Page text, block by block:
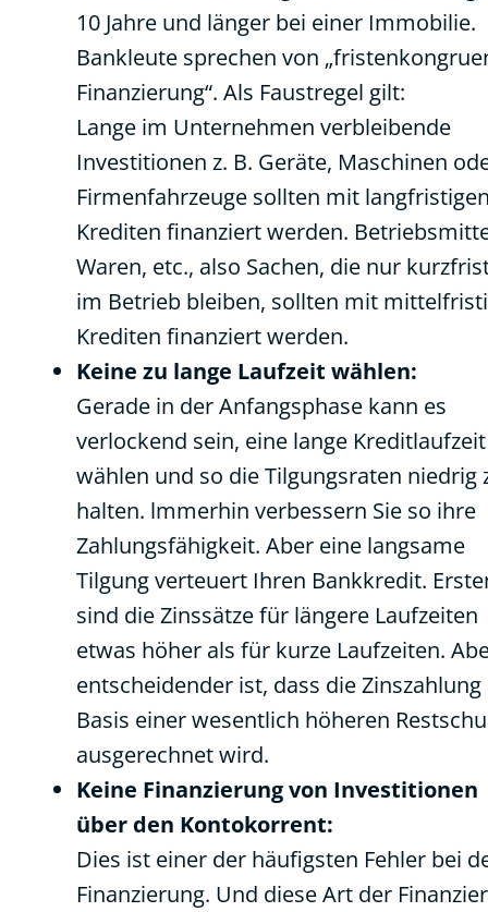
10 Jahre und länger bei einer Immobilie.
Bankleute sprechen von
Finanzierung“. Als Faustregel gilt:
Lange im Unternehmen verbleibende
Investitionen z. B. Geräte, Maschinen
Firmenfahrzeuge sollten mit
Krediten finanziert werden.
Waren, etc., also Sachen, die nur
im Betrieb bleiben, sollten mit
Krediten finanziert werden.
Keine zu lange Laufzeit wählen:
Gerade in der Anfangsphase kann es
verlockend sein, eine lange
wählen und so die Tilgungsraten niedrig
halten. lmmerhin verbessern Sie so ihre
Zahlungsfähigkeit. Aber eine langsame
Tilgung verteuert Ihren Bankkredit.
sind die Zinssätze für längere Laufzeiten
etwas höher als für kurze Laufzeiten.
entscheidender ist, dass die Zinszahlung
Basis einer wesentlich höheren
ausgerechnet wird.
Keine Finanzierung von Investitionen
über den Kontokorrent:
Dies ist einer der häufigsten Fehler bei
Finanzierung. Und diese Art der